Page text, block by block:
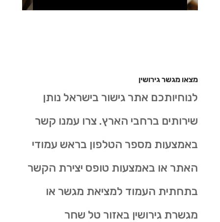
מצאו מגשר גירושין
לנוחיותכם אתר גישור בישראל נותן
שירותים ברחבי הארץ. צרו עמנו קשר
באמצעות מספר הטלפון בראש עמודי
האתר או באמצעות טופס יצירת הקשר
בתחתית העמוד למציאת מגשר או
מגשרת גירושין באזור טל שחר